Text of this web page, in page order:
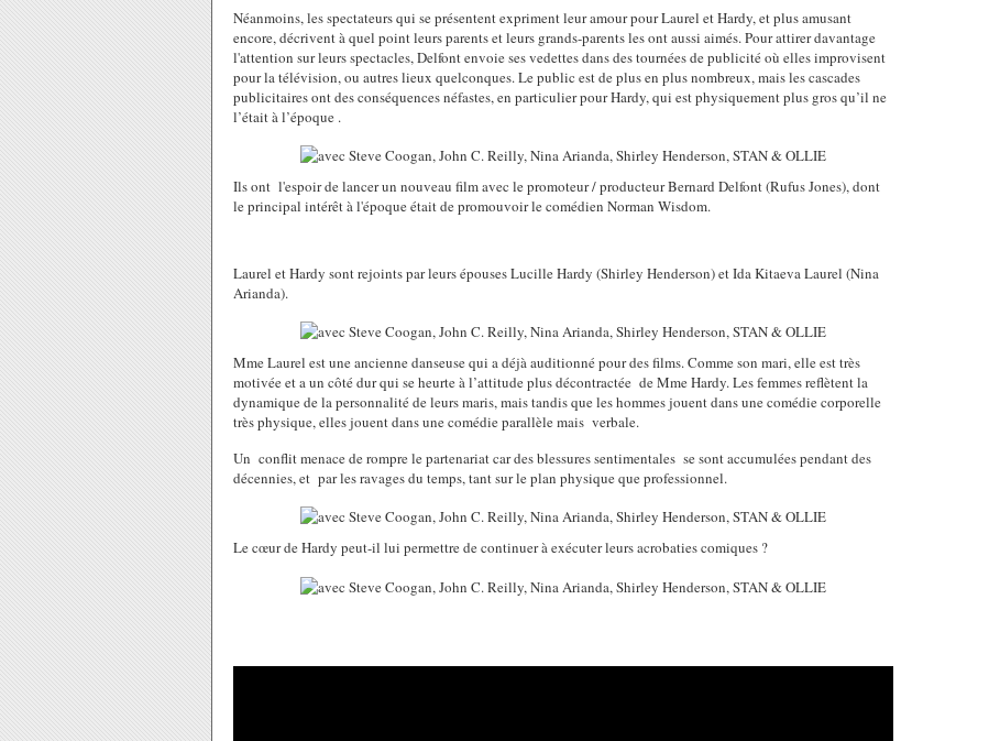
Néanmoins, les spectateurs qui se présentent expriment leur amour pour Laurel et Hardy, et plus amusant
encore, décrivent à quel point leurs parents et leurs grands-parents les ont aussi aimés. Pour attirer davantage
l'attention sur leurs spectacles, Delfont envoie ses vedettes dans des tournées de publicité où elles improvisent
pour la télévision, ou autres lieux quelconques. Le public est de plus en plus nombreux, mais les cascades
publicitaires ont des conséquences néfastes, en particulier pour Hardy, qui est physiquement plus gros qu’il ne
l’était à l’époque .
Ils ont l'espoir de lancer un nouveau film avec le promoteur / producteur Bernard Delfont (Rufus Jones), dont
le principal intérêt à l'époque était de promouvoir le comédien Norman Wisdom.
Laurel et Hardy sont rejoints par leurs épouses Lucille Hardy (Shirley Henderson) et Ida Kitaeva Laurel (Nina
Arianda).
Mme Laurel est une ancienne danseuse qui a déjà auditionné pour des films. Comme son mari, elle est très
motivée et a un côté dur qui se heurte à l’attitude plus décontractée de Mme Hardy. Les femmes reflètent la
dynamique de la personnalité de leurs maris, mais tandis que les hommes jouent dans une comédie corporelle
très physique, elles jouent dans une comédie parallèle mais verbale.
Un conflit menace de rompre le partenariat car des blessures sentimentales se sont accumulées pendant des
décennies, et par les ravages du temps, tant sur le plan physique que professionnel.
Le cœur de Hardy peut-il lui permettre de continuer à exécuter leurs acrobaties comiques ?